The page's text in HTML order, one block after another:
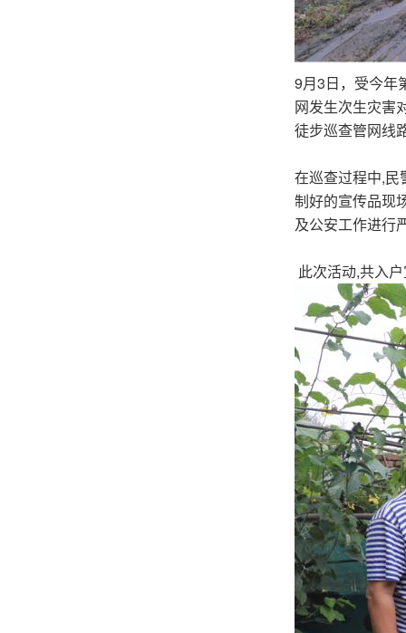
9月3日，受今年
网发生次生灾害
徒步巡查管网线
在巡查过程中,民
制好的宣传品现
及公安工作进行
此次活动,共入